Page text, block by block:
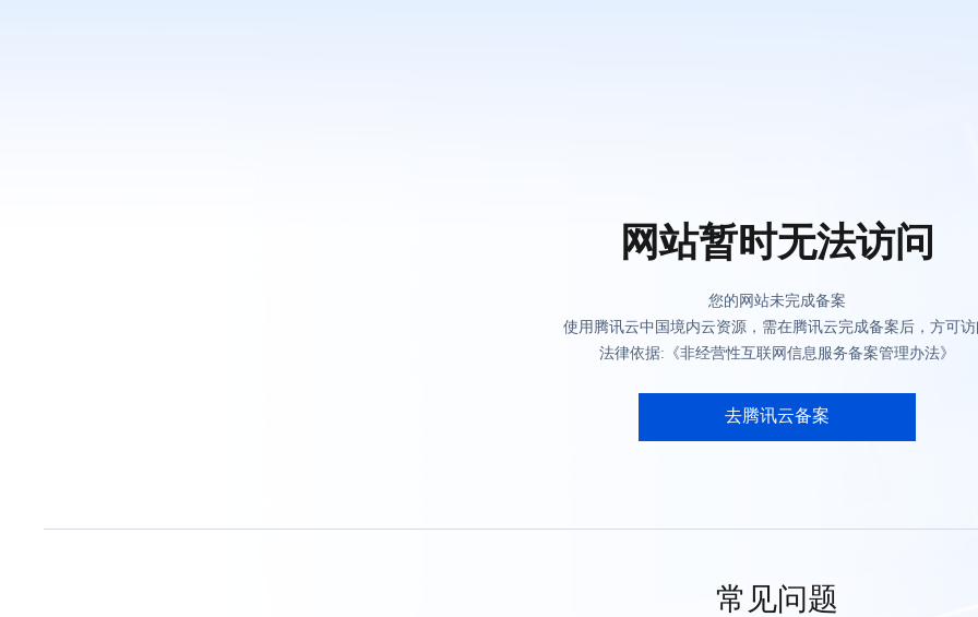
网站暂时无法访问
您的网站未完成备案
使用腾讯云中国境内云资源，需在腾讯云完成备案后，方可
法律依据:《非经营性互联网信息服务备案管理办法》
去腾讯云备案
常见问题